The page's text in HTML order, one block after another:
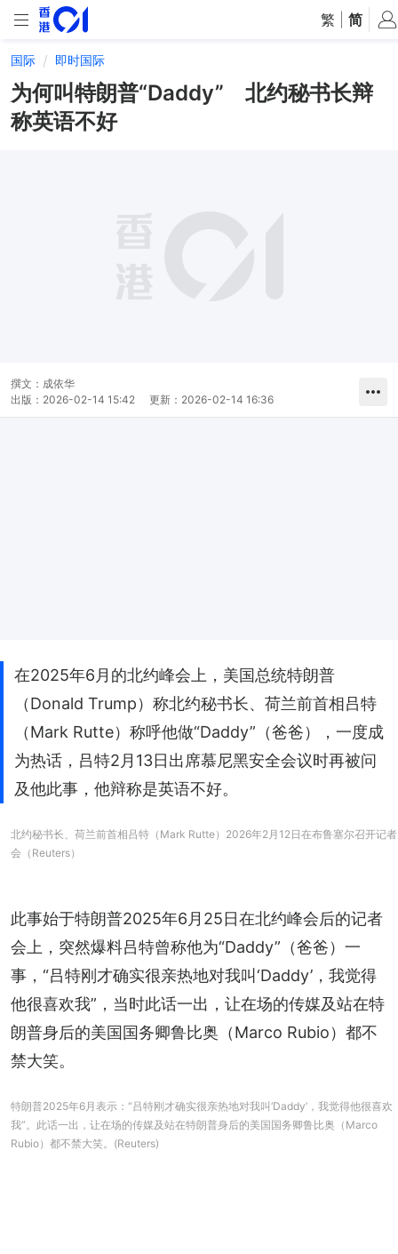
繁 简
国际 即时国际
为何叫特朗普“Daddy” 北约秘书长辩
称英语不好
撰文： 成依华
出版： 2026-02-14 15:42 更新： 2026-02-14 16:36
在2025年6月的北约峰会上，美国总统特朗普
（Donald Trump）称北约秘书长、荷兰前首相吕特
（Mark Rutte）称呼他做“Daddy”（爸爸），一度成
为热话，吕特2月13日出席慕尼黑安全会议时再被问
及他此事，他辩称是英语不好。
北约秘书长、荷兰前首相吕特（Mark Rutte）2026年2月12日在布鲁塞尔召开记者
会（Reuters）
此事始于特朗普2025年6月25日在北约峰会后的记者
会上， 突然爆料吕特曾称他为“Daddy”（爸爸）一
事，“吕特刚才确实很亲热地对我叫‘Daddy’，我觉得
他很喜欢我”，当时此话一出，让在场的传媒及站在特
朗普身后的美国国务卿鲁比奥（Marco Rubio）都不
禁大笑。
特朗普2025年6月表示：“吕特刚才确实很亲热地对我叫‘Daddy’，我觉得他很喜欢
我”。此话一出，让在场的传媒及站在特朗普身后的美国国务卿鲁比奥（Marco
Rubio）都不禁大笑。(Reuters)